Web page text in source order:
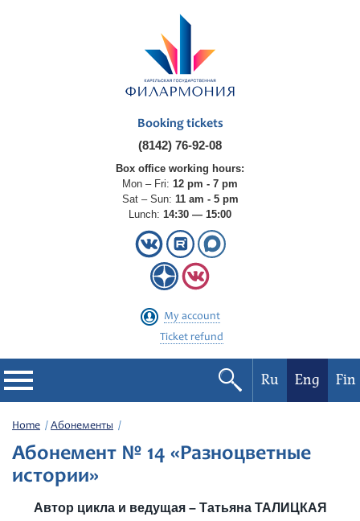
Booking tickets
(8142) 76-92-08
Box office working hours:
Mon – Fri: 12 pm - 7 pm
Sat – Sun: 11 am - 5 pm
Lunch: 14:30 — 15:00
My account
Ticket refund
Philharmonic
Current events
Festivals
Ru Eng Fin
Home Абонементы
Абонемент № 14 «Разноцветные
истории»
Автор цикла и ведущая – Татьяна ТАЛИЦКАЯ